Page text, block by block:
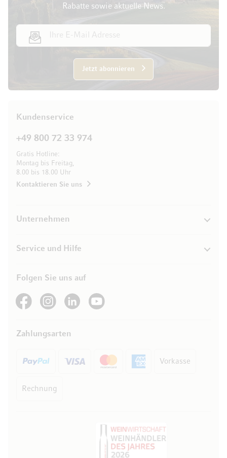
Rabatte sowie aktuelle News.
Jetzt abonnieren
Kundenservice
+49 800 72 33 974
Gratis Hotline:
Montag bis Freitag,
8.00 bis 18.00 Uhr
Kontaktieren Sie uns
Unternehmen
Service und Hilfe
Folgen Sie uns auf
See our FacebookSee our Instagram account
See our LinkedInSee our YouTube channel
Zahlungsarten
Vorkasse
Rechnung